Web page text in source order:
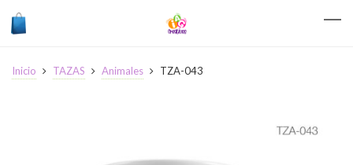
Inicio TAZAS Animales TZA-043